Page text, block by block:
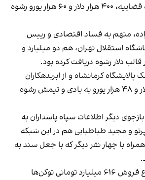
پیشین دو رییس قوه قضاییه، ۴۰۰ هزار دلار و ۶۰ هزار یورو رشوه
متهم به فساد اقتصادی و رییس
استقلال تهران، هم دو میلیارد و
کرمانشاه و از ابربدهکاران
بانکی، هم ۴۷ هزار دلار و ۴۸ هزار یورو به بادی و تیمش رشوه
دیگر اطلاعات سپاه پاسداران به
و مجید طباطبایی هم در این شبکه
با چهار نفر دیگر که با جعل سند به
بخش زیادی از مجموع فروش ۶۱۶ میلیارد تومانی توکن‌ها